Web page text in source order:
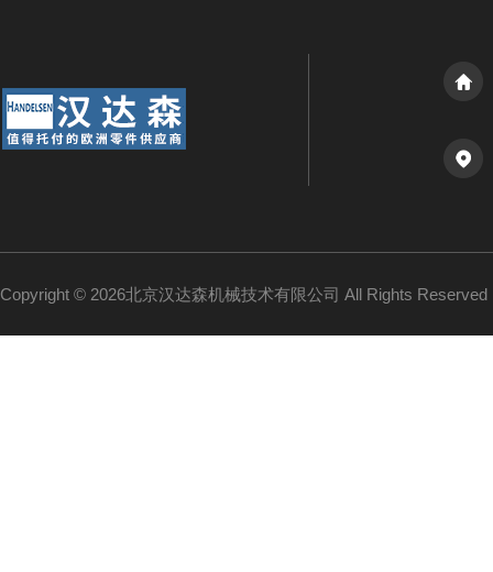
Copyright © 2026北京汉达森机械技术有限公司 All Rights